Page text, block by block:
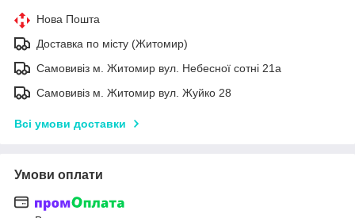
Нова Пошта
Доставка по місту (Житомир)
Самовивіз м. Житомир вул. Небесної сотні 21а
Самовивіз м. Житомир вул. Жуйко 28
Всі умови доставки
Умови оплати